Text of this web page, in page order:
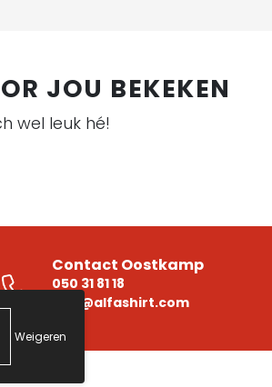
JOU BEKEKEN
wel leuk hé!
Contact Oostkamp
050 31 81 18
info@alfashirt.com
Weigeren